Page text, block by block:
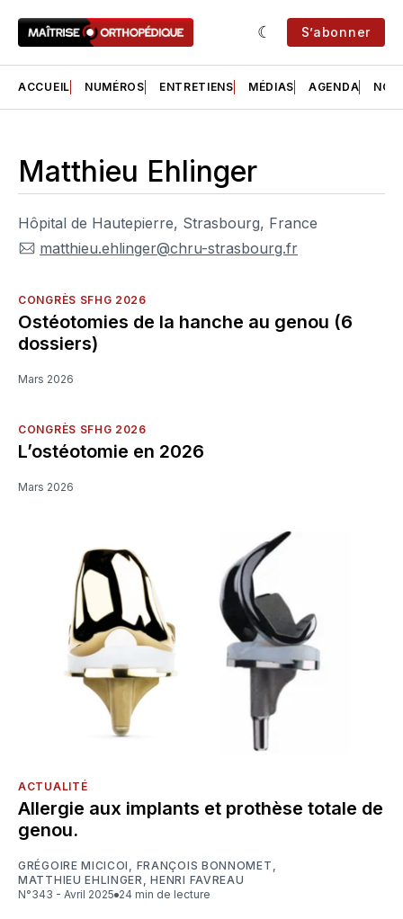
S’abonner
ACCUEIL NUMÉROS ENTRETIENS MÉDIAS AGENDA NOS
Matthieu Ehlinger
Hôpital de Hautepierre, Strasbourg, France
matthieu.ehlinger@chru-strasbourg.fr
CONGRÈS SFHG 2026
Ostéotomies de la hanche au genou (6
dossiers)
Mars 2026
CONGRÈS SFHG 2026
L’ostéotomie en 2026
Mars 2026
ACTUALITÉ
Allergie aux implants et prothèse totale de
genou.
GRÉGOIRE MICICOI , FRANÇOIS BONNOMET ,
MATTHIEU EHLINGER,HENRI FAVREAU
N°343 - Avril 2025
24 min de lecture